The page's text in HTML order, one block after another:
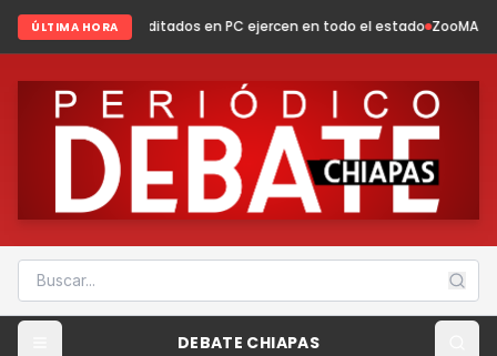
ÚLTIMA HORA
en PC ejercen en todo el estado ZooMAT evoluciona:
DEBATE CHIAPAS